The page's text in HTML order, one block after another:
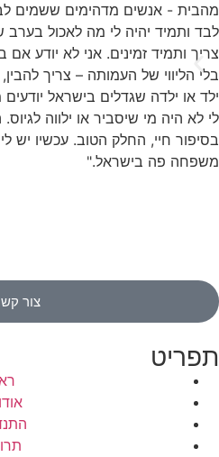
מהבית - אנשים מדהימים ששמים
לבד ותמיד יהיה לי מה לאכול
צריך ותמיד זמינים. אני לא יודע
בלי הליווי של העמותה – צריך
ילד או ילדה שגדלים בישראל
לי לא היה מי שיסביר או ילווה
בסיפור חיי, החלק הטוב. עכשיו
משפחה פה בישראל."
צור
תפריט